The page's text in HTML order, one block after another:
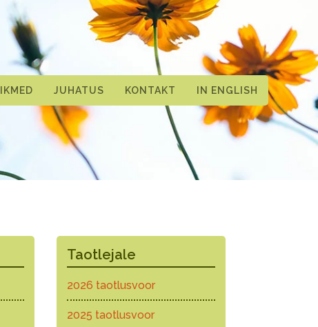
JUHATUS KONTAKT IN ENGLISH
Taotlejale
2026 taotlusvoor
2025 taotlusvoor